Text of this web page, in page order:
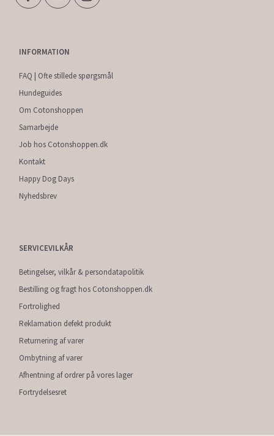
INFORMATION
FAQ | Ofte stillede spørgsmål
Hundeguides
Om Cotonshoppen
Samarbejde
Job hos Cotonshoppen.dk
Kontakt
Happy Dog Days
Nyhedsbrev
SERVICEVILKÅR
Betingelser, vilkår & persondatapolitik
Bestilling og fragt hos Cotonshoppen.dk
Fortrolighed
Reklamation defekt produkt
Returnering af varer
Ombytning af varer
Afhentning af ordrer på vores lager
Fortrydelsesret